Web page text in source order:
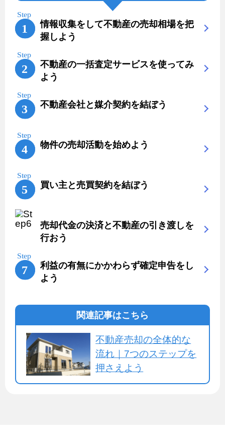
情報収集をして不動産の売却相場を把
握しよう
不動産の一括査定サービスを使ってみ
よう
不動産会社と媒介契約を結ぼう
物件の売却活動を始めよう
買い主と売買契約を結ぼう
売却代金の決済と不動産の引き渡しを
行おう
利益の有無にかかわらず確定申告をし
よう
関連記事はこちら
不動産売却の全体的な
流れ｜7つのステップを
押さえよう